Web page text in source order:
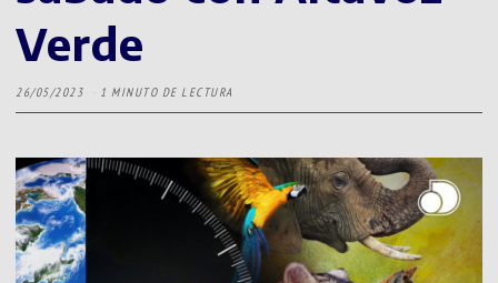
Verde
26/05/2023 1 MINUTO DE LECTURA